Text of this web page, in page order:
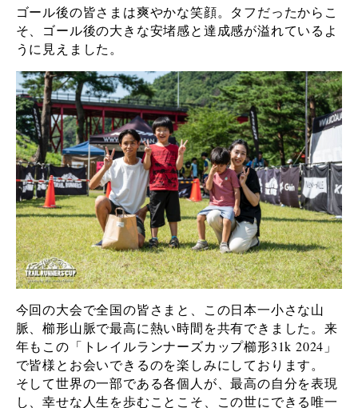
ゴール後の皆さまは爽やかな笑顔。タフだったからこ
そ、ゴール後の大きな安堵感と達成感が溢れているよ
うに見えました。
今回の大会で全国の皆さまと、この日本一小さな山
脈、櫛形山脈で最高に熱い時間を共有できました。来
年もこの「トレイルランナーズカップ櫛形31k 2024」
で皆様とお会いできるのを楽しみにしております。
そして世界の一部である各個人が、最高の自分を表現
し、幸せな人生を歩むことこそ、この世にできる唯一